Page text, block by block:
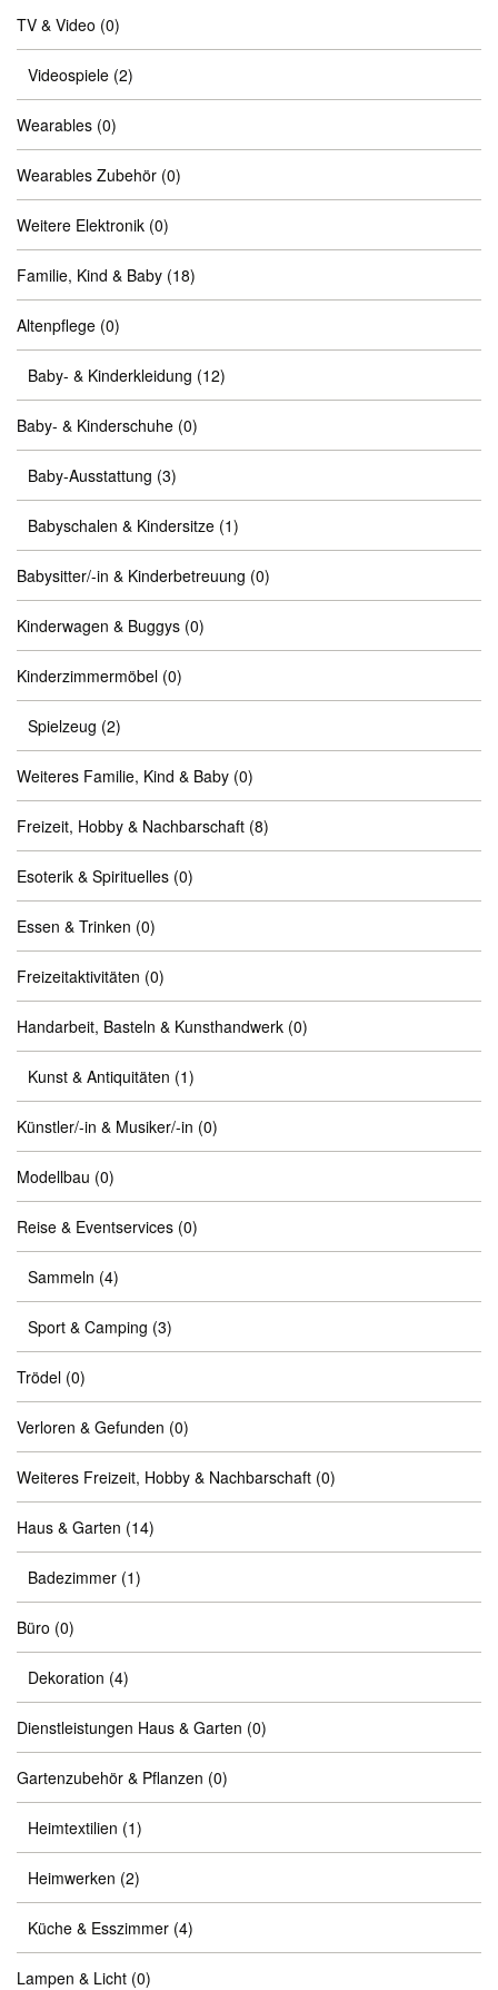
TV & Video (0)
Videospiele (2)
Wearables (0)
Wearables Zubehör (0)
Weitere Elektronik (0)
Familie, Kind & Baby (18)
Altenpflege (0)
Baby- & Kinderkleidung (12)
Baby- & Kinderschuhe (0)
Baby-Ausstattung (3)
Babyschalen & Kindersitze (1)
Babysitter/-in & Kinderbetreuung (0)
Kinderwagen & Buggys (0)
Kinderzimmermöbel (0)
Spielzeug (2)
Weiteres Familie, Kind & Baby (0)
Freizeit, Hobby & Nachbarschaft (8)
Esoterik & Spirituelles (0)
Essen & Trinken (0)
Freizeitaktivitäten (0)
Handarbeit, Basteln & Kunsthandwerk (0)
Kunst & Antiquitäten (1)
Künstler/-in & Musiker/-in (0)
Modellbau (0)
Reise & Eventservices (0)
Sammeln (4)
Sport & Camping (3)
Trödel (0)
Verloren & Gefunden (0)
Weiteres Freizeit, Hobby & Nachbarschaft (0)
Haus & Garten (14)
Badezimmer (1)
Büro (0)
Dekoration (4)
Dienstleistungen Haus & Garten (0)
Gartenzubehör & Pflanzen (0)
Heimtextilien (1)
Heimwerken (2)
Küche & Esszimmer (4)
Lampen & Licht (0)